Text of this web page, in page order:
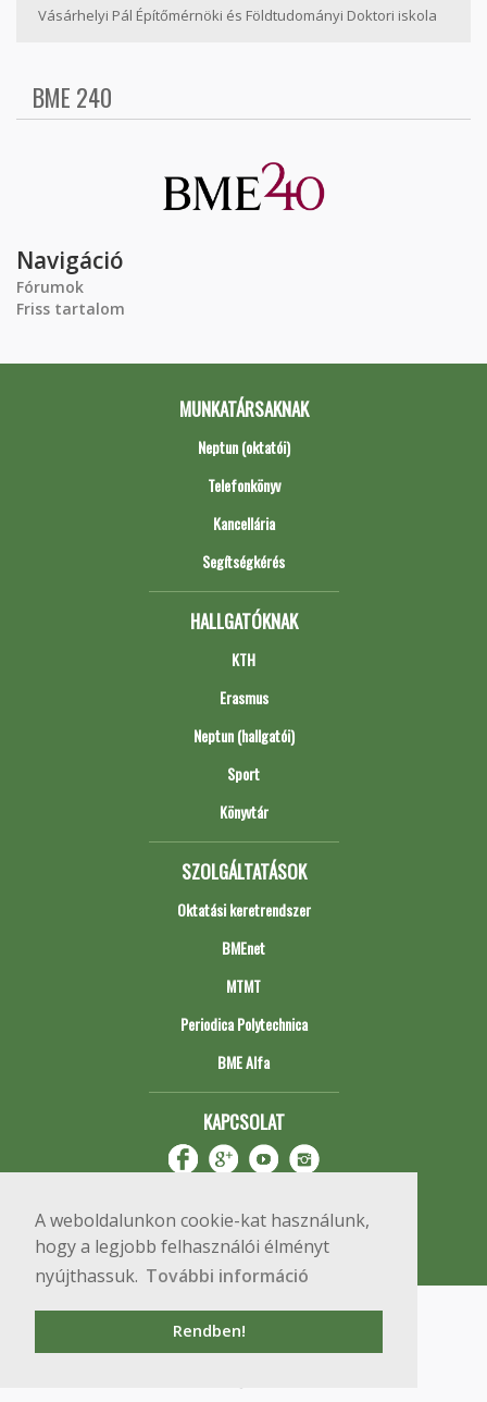
A weboldalunkon cookie-kat használunk,
hogy a legjobb felhasználói élményt
nyújthassuk. További információ
Rendben!
Vásárhelyi Pál Építőmérnöki és Földtudományi Doktori iskola
BME 240
Navigáció
Fórumok
Friss tartalom
MUNKATÁRSAKNAK
Neptun (oktatói)
Telefonkönyv
Kancellária
Segítségkérés
HALLGATÓKNAK
KTH
Erasmus
Neptun (hallgatói)
Sport
Könyvtár
SZOLGÁLTATÁSOK
Oktatási keretrendszer
BMEnet
MTMT
Periodica Polytechnica
BME Alfa
KAPCSOLAT
Copyright © 2020 BME Építőmérnöki Kar
1111 Budapest, Műegyetem rkp. 3.